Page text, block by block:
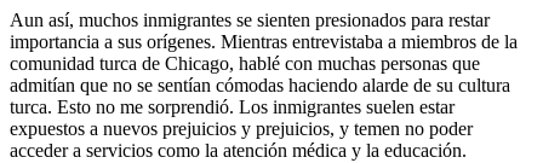
Aun así, muchos inmigrantes se sienten presionados para restar
importancia a sus orígenes. Mientras entrevistaba a miembros de la
comunidad turca de Chicago, hablé con muchas personas que
admitían que no se sentían cómodas haciendo alarde de su cultura
turca. Esto no me sorprendió. Los inmigrantes suelen estar
expuestos a nuevos prejuicios y prejuicios, y temen no poder
acceder a servicios como la atención médica y la educación.